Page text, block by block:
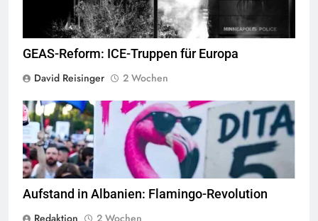
GEAS-Reform: ICE-Truppen für Europa
David Reisinger
2 Wochen
Flamingo revolucioni © Daniel Olivenbaum
Aufstand in Albanien: Flamingo-Revolution
Redaktion
2 Wochen